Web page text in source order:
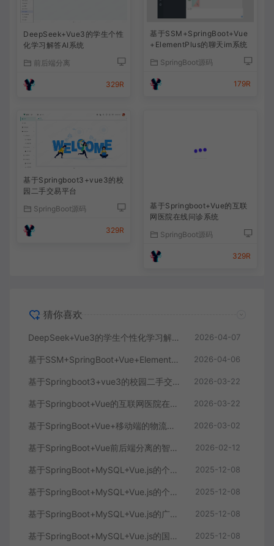
DeepSeek+Vue3的学生个性
化学习解答AI系统
前后端分离
329R
基于SSM+SpringBoot+Vue
+ElementPlus的聊天im系统
SpringBoot源码
179R
基于Springboot3+vue3的校
园二手交易平台
SpringBoot源码
329R
SpringBoot源码
329R
2026-04-07
2026-04-06
2026-03-22
基于Springboot+Vue的互联网医院在线问诊系统 2026-03-22
基于SpringBoot+Vue+移动端的物流快递系统 2026-03-02
2026-02-12
2025-12-08
2025-12-08
2025-12-08
2025-12-08